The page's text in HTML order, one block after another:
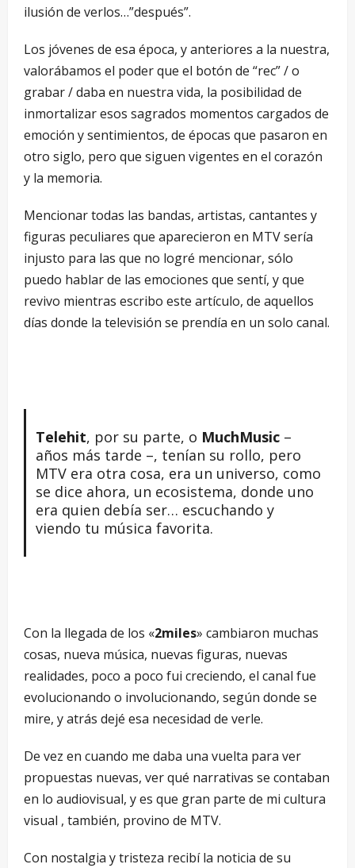
ilusión de verlos…”después”.
Los jóvenes de esa época, y anteriores a la nuestra,
valorábamos el poder que el botón de “rec” / o
grabar / daba en nuestra vida, la posibilidad de
inmortalizar esos sagrados momentos cargados de
emoción y sentimientos, de épocas que pasaron en
otro siglo, pero que siguen vigentes en el corazón
y la memoria.
Mencionar todas las bandas, artistas, cantantes y
figuras peculiares que aparecieron en MTV sería
injusto para las que no logré mencionar, sólo
puedo hablar de las emociones que sentí, y que
revivo mientras escribo este artículo, de aquellos
días donde la televisión se prendía en un solo canal.
Telehit, por su parte, o MuchMusic–
años más tarde –, tenían su rollo, pero
MTV era otra cosa, era un universo, como
se dice ahora, un ecosistema, donde uno
era quien debía ser… escuchando y
viendo tu música favorita.
Con la llegada de los «2miles» cambiaron muchas
cosas, nueva música, nuevas figuras, nuevas
realidades, poco a poco fui creciendo, el canal fue
evolucionando o involucionando, según donde se
mire, y atrás dejé esa necesidad de verle.
De vez en cuando me daba una vuelta para ver
propuestas nuevas, ver qué narrativas se contaban
en lo audiovisual, y es que gran parte de mi cultura
visual , también, provino de MTV.
Con nostalgia y tristeza recibí la noticia de su